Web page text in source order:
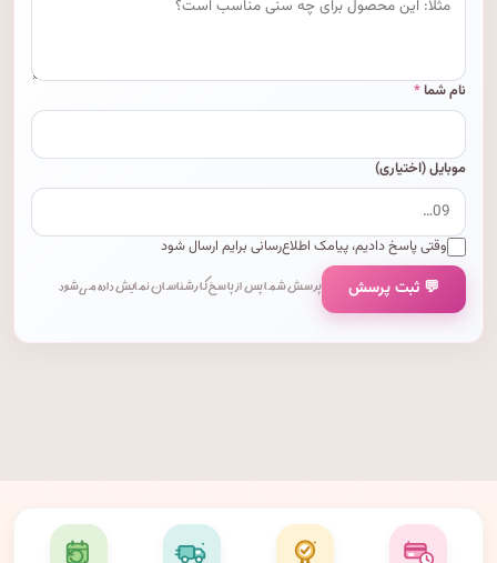
نام شما*
موبایل (اختیاری)
وقتی پاسخ دادیم، پیامک اطلاع‌رسانی برایم ارسال شود
💬 ثبت پرسش پرسش شما پس از پاسخ کارشناسان نمایش داده می‌شود.